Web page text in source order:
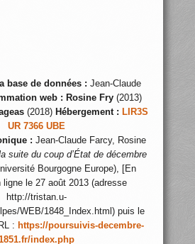
base de données : Jean-Claude
web : Rosine Fry(2013)
(2018) Hébergement : LIR3S
UR 7366 UBE
: Jean-Claude Farcy, Rosine
suite du coup d’État de décembre
Bourgogne Europe), [En
ligne le 27 août 2013 (adresse
http://tristan.u-
WEB/1848_Index.html) puis le
: https://poursuivis-decembre-
index.php